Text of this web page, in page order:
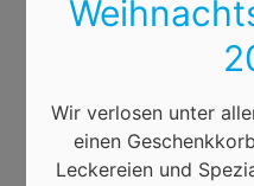
Wir verlosen unter
einen
Leckereien und